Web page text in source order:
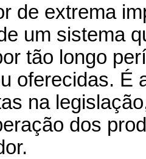
de extrema
um sistema
tão longo
oferecidas. É
na
dos